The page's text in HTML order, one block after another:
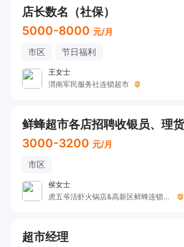
店长数名（社保）
5000-8000 元/月
市区 节日福利
王女士
渭南军民服务社连锁超市
3000-3200 元/月
市区
侯女士
虎五爷活虾火锅店&高新区鲜蜂连锁生活超市
超市经理